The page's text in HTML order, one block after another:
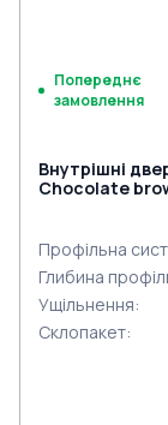
Попереднє
замовлення
Внутрішні
Chocolate
Профільна
Глибина
Ущільнення:
Склопакет: